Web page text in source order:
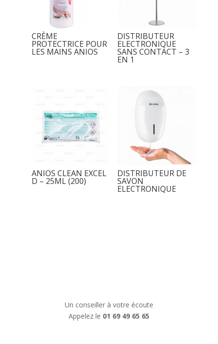
CRÈME
PROTECTRICE POUR
LES MAINS ANIOS
DISTRIBUTEUR
ELECTRONIQUE
SANS CONTACT – 3
EN 1
ANIOS CLEAN EXCEL
D – 25ML (200)
DISTRIBUTEUR DE
SAVON
ELECTRONIQUE
Un conseiller à votre écoute
Appelez le 01 69 49 65 65